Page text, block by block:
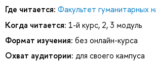
Где читается: Факультет гуманитарных
Когда читается: 1-й курс, 2, 3 модуль
Формат изучения: без онлайн-курса
Охват аудитории: для своего кампуса